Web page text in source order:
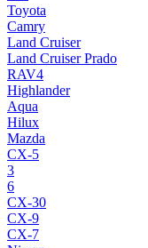
Toyota
Camry
Land Cruiser
Land Cruiser Prado
RAV4
Highlander
Aqua
Hilux
Mazda
CX-5
3
6
CX-30
CX-9
CX-7